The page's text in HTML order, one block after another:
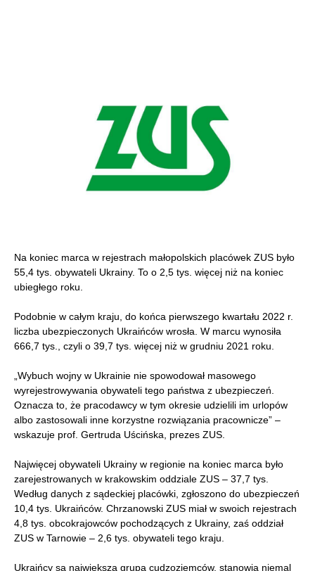
Na koniec marca w rejestrach małopolskich placówek ZUS było
55,4 tys. obywateli Ukrainy. To o 2,5 tys. więcej niż na koniec
ubiegłego roku.
Podobnie w całym kraju, do końca pierwszego kwartału 2022 r.
liczba ubezpieczonych Ukraińców wrosła. W marcu wynosiła
666,7 tys., czyli o 39,7 tys. więcej niż w grudniu 2021 roku.
„Wybuch wojny w Ukrainie nie spowodował masowego
wyrejestrowywania obywateli tego państwa z ubezpieczeń.
Oznacza to, że pracodawcy w tym okresie udzielili im urlopów
albo zastosowali inne korzystne rozwiązania pracownicze” –
wskazuje prof. Gertruda Uścińska, prezes ZUS.
Najwięcej obywateli Ukrainy w regionie na koniec marca było
zarejestrowanych w krakowskim oddziale ZUS – 37,7 tys.
Według danych z sądeckiej placówki, zgłoszono do ubezpieczeń
10,4 tys. Ukraińców. Chrzanowski ZUS miał w swoich rejestrach
4,8 tys. obcokrajowców pochodzących z Ukrainy, zaś oddział
ZUS w Tarnowie – 2,6 tys. obywateli tego kraju.
Ukraińcy są największą grupą cudzoziemców, stanowią niemal